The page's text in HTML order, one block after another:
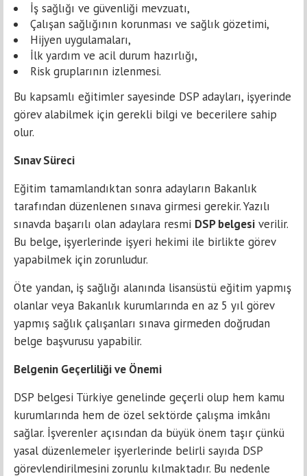
İş sağlığı ve güvenliği mevzuatı,
Çalışan sağlığının korunması ve sağlık gözetimi,
Hijyen uygulamaları,
İlk yardım ve acil durum hazırlığı,
Risk gruplarının izlenmesi.
Bu kapsamlı eğitimler sayesinde DSP adayları, işyerinde
görev alabilmek için gerekli bilgi ve becerilere sahip
olur.
Sınav Süreci
Eğitim tamamlandıktan sonra adayların Bakanlık
tarafından düzenlenen sınava girmesi gerekir. Yazılı
sınavda başarılı olan adaylara resmi DSP belgesi verilir.
Bu belge, işyerlerinde işyeri hekimi ile birlikte görev
yapabilmek için zorunludur.
Öte yandan, iş sağlığı alanında lisansüstü eğitim yapmış
olanlar veya Bakanlık kurumlarında en az 5 yıl görev
yapmış sağlık çalışanları sınava girmeden doğrudan
belge başvurusu yapabilir.
Belgenin Geçerliliği ve Önemi
DSP belgesi Türkiye genelinde geçerli olup hem kamu
kurumlarında hem de özel sektörde çalışma imkânı
sağlar. İşverenler açısından da büyük önem taşır çünkü
yasal düzenlemeler işyerlerinde belirli sayıda DSP
görevlendirilmesini zorunlu kılmaktadır. Bu nedenle